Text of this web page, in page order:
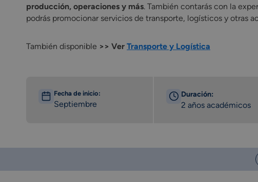
producción, operaciones y más. También contarás con la
podrás promocionar servicios de transporte, logísticos y otras
También disponible >> Ver Transporte y Logística
Fecha de inicio:
Septiembre
Duración:
2 años académicos